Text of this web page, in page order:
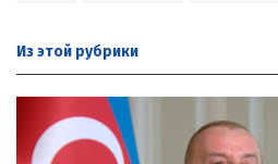
Из этой рубрики